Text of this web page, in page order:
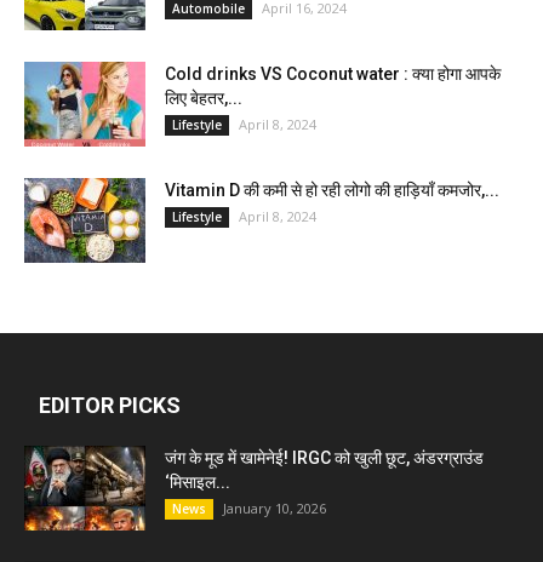
Automobile April 16, 2024
Cold drinks VS Coconut water : क्या होगा आपके
लिए बेहतर,...
Lifestyle April 8, 2024
Vitamin D की कमी से हो रही लोगो की हाड़ियाँ कमजोर,...
Lifestyle April 8, 2024
EDITOR PICKS
जंग के मूड में खामेनेई! IRGC को खुली छूट, अंडरग्राउंड
‘मिसाइल...
News January 10, 2026